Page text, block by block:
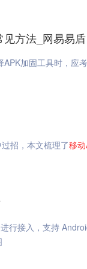
方法_网易易盾
加固工具时，应
招，本文梳理了移动
进行接入，支持